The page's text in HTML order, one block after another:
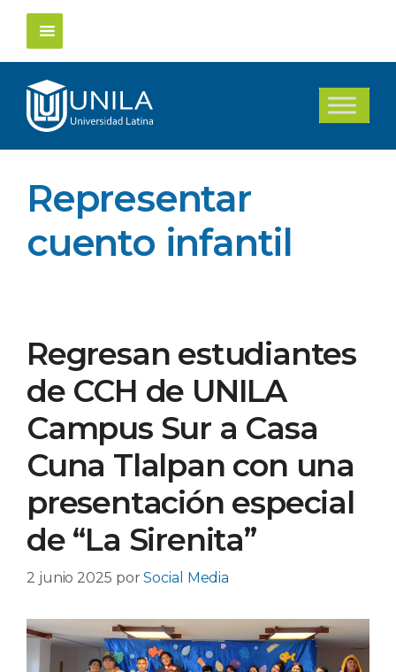
Saltar
contenido
Representar
cuento infantil
Regresan estudiantes
de CCH de UNILA
Campus Sur a Casa
Cuna Tlalpan con una
presentación especial
de “La Sirenita”
2 junio 2025 porSocial Media